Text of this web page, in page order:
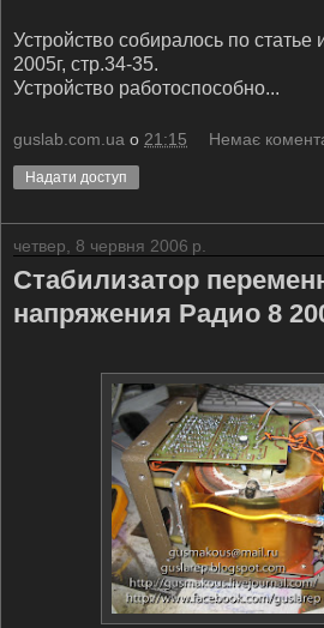
Устройство собиралось по
2005г, стр.34-35.
Устройство работоспособно...
guslab.com.ua о 21:15 Немає
Надати доступ
четвер, 8 червня 2006 р.
Стабилизатор
напряжения Радио 8